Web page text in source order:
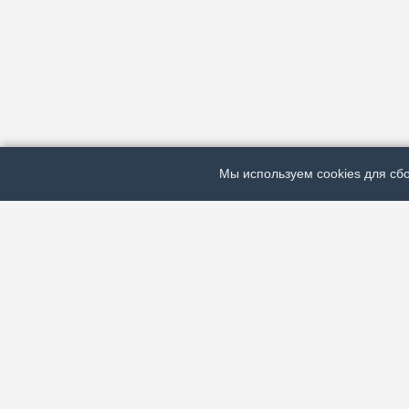
Мы используем cookies для